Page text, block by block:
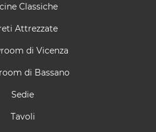
Classiche
Attrezzate
di Vicenza
di Bassano
Sedie
Tavoli